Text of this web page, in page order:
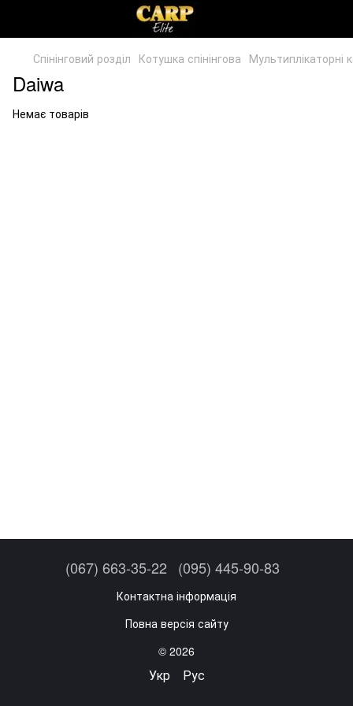
Спінінговий розділ Котушка спінінгова Мультиплікаторні
Daiwa
Немає товарів
(067) 663-35-22 (095) 445-90-83
Контактна інформація
Повна версія сайту
© 2026
Укр Рус